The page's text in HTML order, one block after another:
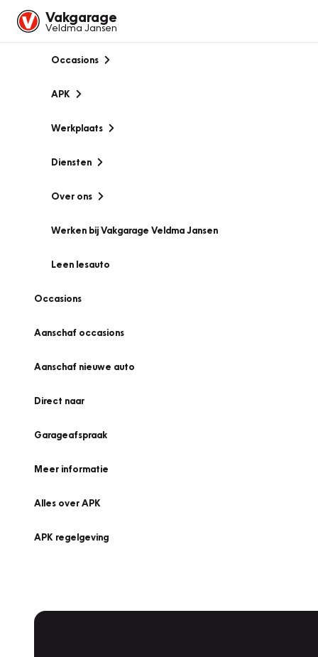
Vakgarage
Veldma Jansen
Occasions
APK
Werkplaats
Diensten
Over ons
Werken bij Vakgarage Veldma Jansen
Leen lesauto
Occasions
Aanschaf occasions
Aanschaf nieuwe auto
Direct naar
Garageafspraak
Meer informatie
Alles over APK
APK regelgeving